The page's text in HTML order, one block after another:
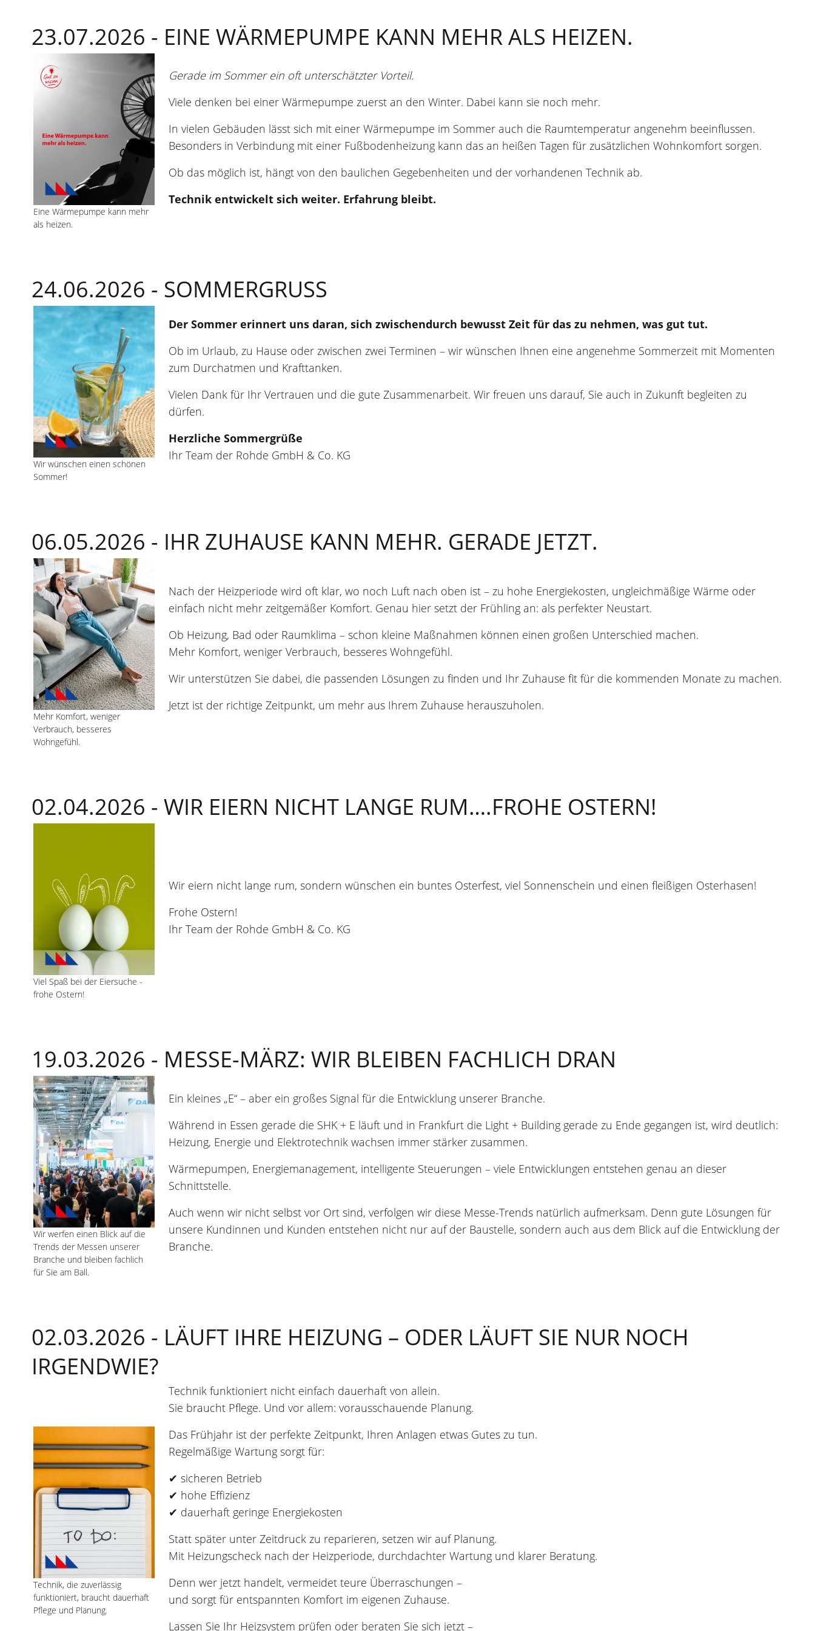
23.07.2026 - EINE WÄRMEPUMPE KANN MEHR ALS HEIZEN.
Eine Wärmepumpe kann mehr
als heizen.
Gerade im Sommer ein oft unterschätzter Vorteil.
Viele denken bei einer Wärmepumpe zuerst an den Winter. Dabei kann sie noch mehr.
In vielen Gebäuden lässt sich mit einer Wärmepumpe im Sommer auch die Raumtemperatur angenehm beeinflussen.
Besonders in Verbindung mit einer Fußbodenheizung kann das an heißen Tagen für zusätzlichen Wohnkomfort sorgen.
Ob das möglich ist, hängt von den baulichen Gegebenheiten und der vorhandenen Technik ab.
Technik entwickelt sich weiter. Erfahrung bleibt.
24.06.2026 - SOMMERGRUSS
Wir wünschen einen schönen
Sommer!
Der Sommer erinnert uns daran, sich zwischendurch bewusst Zeit für das zu nehmen, was gut tut.
Ob im Urlaub, zu Hause oder zwischen zwei Terminen – wir wünschen Ihnen eine angenehme Sommerzeit mit Momenten
zum Durchatmen und Krafttanken.
Vielen Dank für Ihr Vertrauen und die gute Zusammenarbeit. Wir freuen uns darauf, Sie auch in Zukunft begleiten zu
dürfen.
Herzliche Sommergrüße
Ihr Team der Rohde GmbH & Co. KG
06.05.2026 - IHR ZUHAUSE KANN MEHR. GERADE JETZT.
Mehr Komfort, weniger
Verbrauch, besseres
Wohngefühl.
Nach der Heizperiode wird oft klar, wo noch Luft nach oben ist – zu hohe Energiekosten, ungleichmäßige Wärme oder
einfach nicht mehr zeitgemäßer Komfort. Genau hier setzt der Frühling an: als perfekter Neustart.
Ob Heizung, Bad oder Raumklima – schon kleine Maßnahmen können einen großen Unterschied machen.
Mehr Komfort, weniger Verbrauch, besseres Wohngefühl.
Wir unterstützen Sie dabei, die passenden Lösungen zu finden und Ihr Zuhause fit für die kommenden Monate zu machen.
Jetzt ist der richtige Zeitpunkt, um mehr aus Ihrem Zuhause herauszuholen.
02.04.2026 - WIR EIERN NICHT LANGE RUM….FROHE OSTERN!
Viel Spaß bei der Eiersuche -
frohe Ostern!
Wir eiern nicht lange rum, sondern wünschen ein buntes Osterfest, viel Sonnenschein und einen fleißigen Osterhasen!
Frohe Ostern!
Ihr Team der Rohde GmbH & Co. KG
19.03.2026 - MESSE-MÄRZ: WIR BLEIBEN FACHLICH DRAN
Wir werfen einen Blick auf die
Trends der Messen unserer
Branche und bleiben fachlich
für Sie am Ball.
Ein kleines „E“ – aber ein großes Signal für die Entwicklung unserer Branche.
Während in Essen gerade die SHK + E läuft und in Frankfurt die Light + Building gerade zu Ende gegangen ist, wird deutlich:
Heizung, Energie und Elektrotechnik wachsen immer stärker zusammen.
Wärmepumpen, Energiemanagement, intelligente Steuerungen – viele Entwicklungen entstehen genau an dieser
Schnittstelle.
Auch wenn wir nicht selbst vor Ort sind, verfolgen wir diese Messe-Trends natürlich aufmerksam. Denn gute Lösungen für
unsere Kundinnen und Kunden entstehen nicht nur auf der Baustelle, sondern auch aus dem Blick auf die Entwicklung der
Branche.
02.03.2026 - LÄUFT IHRE HEIZUNG – ODER LÄUFT SIE NUR NOCH
IRGENDWIE?
Technik, die zuverlässig
funktioniert, braucht dauerhaft
Pflege und Planung.
Technik funktioniert nicht einfach dauerhaft von allein.
Sie braucht Pflege. Und vor allem: vorausschauende Planung.
Das Frühjahr ist der perfekte Zeitpunkt, Ihren Anlagen etwas Gutes zu tun.
Regelmäßige Wartung sorgt für:
✔ sicheren Betrieb
✔ hohe Effizienz
✔ dauerhaft geringe Energiekosten
Statt später unter Zeitdruck zu reparieren, setzen wir auf Planung.
Mit Heizungscheck nach der Heizperiode, durchdachter Wartung und klarer Beratung.
Denn wer jetzt handelt, vermeidet teure Überraschungen –
und sorgt für entspannten Komfort im eigenen Zuhause.
Lassen Sie Ihr Heizsystem prüfen oder beraten Sie sich jetzt –